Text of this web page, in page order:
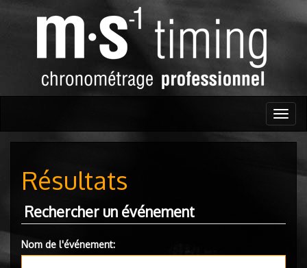
Résultats
Rechercher un événement
Nom de l'événement: